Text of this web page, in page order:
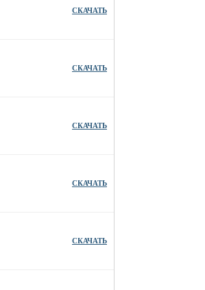
СКАЧАТЬ
СКАЧАТЬ
СКАЧАТЬ
СКАЧАТЬ
СКАЧАТЬ